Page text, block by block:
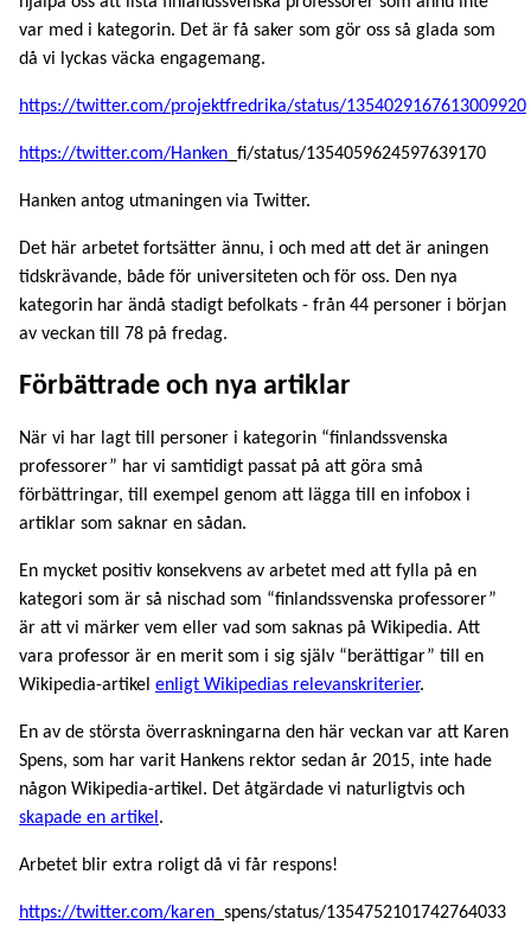
var med i kategorin. Det är få saker som gör oss så glada som
då vi lyckas väcka engagemang.
https://twitter.com/projektfredrika/status/1354029167613009920
https://twitter.com/Hanken _fi/status/1354059624597639170
Hanken antog utmaningen via Twitter.
Det här arbetet fortsätter ännu, i och med att det är aningen
tidskrävande, både för universiteten och för oss. Den nya
kategorin har ändå stadigt befolkats - från 44 personer i början
av veckan till 78 på fredag.
Förbättrade och nya artiklar
När vi har lagt till personer i kategorin “finlandssvenska
professorer” har vi samtidigt passat på att göra små
förbättringar, till exempel genom att lägga till en infobox i
artiklar som saknar en sådan.
En mycket positiv konsekvens av arbetet med att fylla på en
kategori som är så nischad som “finlandssvenska professorer”
är att vi märker vem eller vad som saknas på Wikipedia. Att
vara professor är en merit som i sig själv “berättigar” till en
Wikipedia-artikel enligt Wikipedias relevanskriterier.
En av de största överraskningarna den här veckan var att Karen
Spens, som har varit Hankens rektor sedan år 2015, inte hade
någon Wikipedia-artikel. Det åtgärdade vi naturligtvis och
skapade en artikel .
Arbetet blir extra roligt då vi får respons!
https://twitter.com/karen _spens/status/1354752101742764033